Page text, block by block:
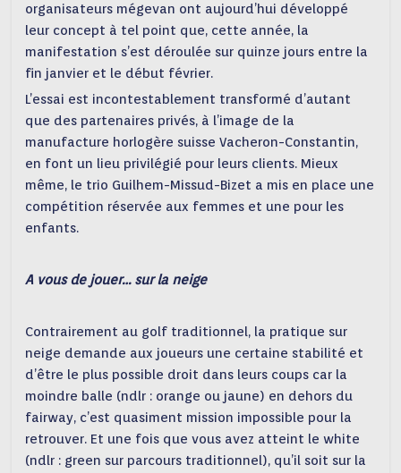
organisateurs mégevan ont aujourd’hui développé
leur concept à tel point que, cette année, la
manifestation s’est déroulée sur quinze jours entre la
fin janvier et le début février.
L’essai est incontestablement transformé d’autant
que des partenaires privés, à l’image de la
manufacture horlogère suisse Vacheron-Constantin,
en font un lieu privilégié pour leurs clients. Mieux
même, le trio Guilhem-Missud-Bizet a mis en place une
compétition réservée aux femmes et une pour les
enfants.
A vous de jouer… sur la neige
Contrairement au golf traditionnel, la pratique sur
neige demande aux joueurs une certaine stabilité et
d’être le plus possible droit dans leurs coups car la
moindre balle (ndlr : orange ou jaune) en dehors du
fairway, c’est quasiment mission impossible pour la
retrouver. Et une fois que vous avez atteint le white
(ndlr : green sur parcours traditionnel), qu’il soit sur la